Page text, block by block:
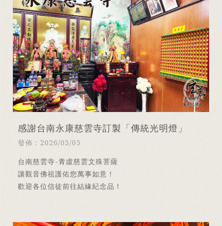
感謝台南永康慈雲寺訂製「傳統光明燈」
發佈：2026/03/05
台南慈雲寺-青虛慈雲文殊菩薩
讓觀音佛祖護佑您萬事如意！
歡迎各位信徒前往結緣紀念品！